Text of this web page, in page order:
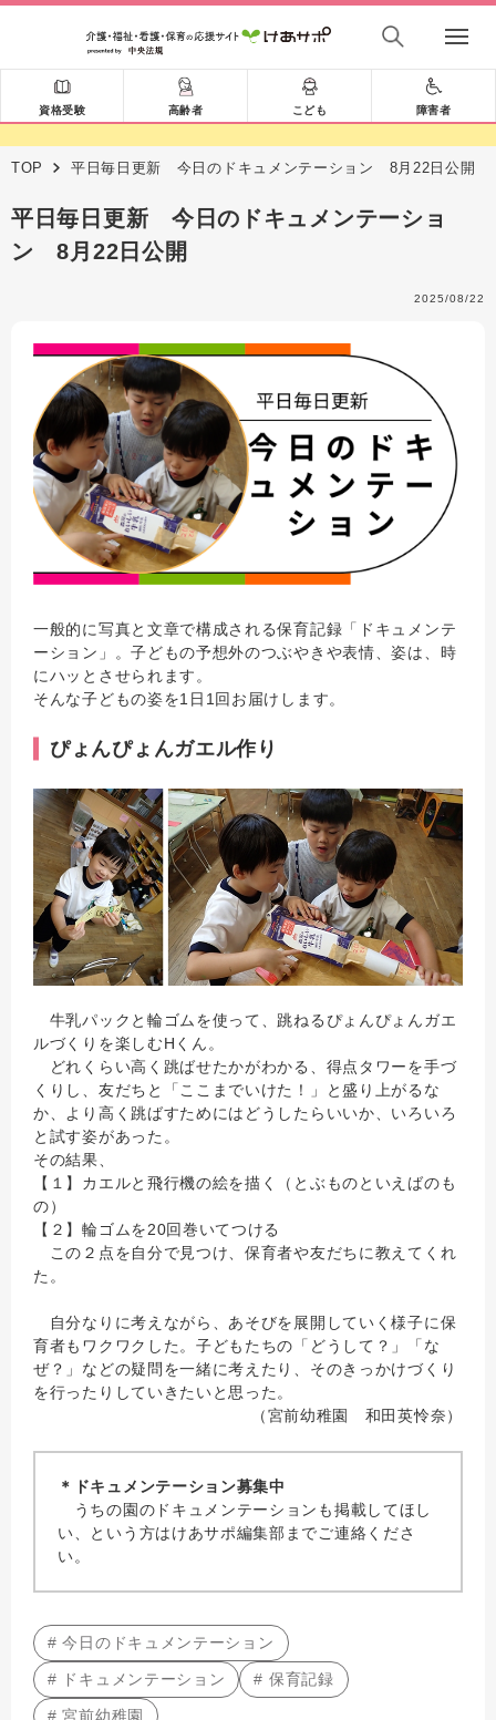
資格受験 高齢者 こども 障害者
TOP 平日毎日更新 今日のドキュメンテーション 8月22日公開
平日毎日更新 今日のドキュメンテーショ
ン 8月22日公開
2025/08/22
一般的に写真と文章で構成される保育記録「ドキュメンテ
ーション」。子どもの予想外のつぶやきや表情、姿は、時
にハッとさせられます。
そんな子どもの姿を1日1回お届けします。
ぴょんぴょんガエル作り
牛乳パックと輪ゴムを使って、跳ねるぴょんぴょんガエ
ルづくりを楽しむHくん。
どれくらい高く跳ばせたかがわかる、得点タワーを手づ
くりし、友だちと「ここまでいけた！」と盛り上がるな
か、より高く跳ばすためにはどうしたらいいか、いろいろ
と試す姿があった。
その結果、
【１】カエルと飛行機の絵を描く（とぶものといえばのも
の）
【２】輪ゴムを20回巻いてつける
この２点を自分で見つけ、保育者や友だちに教えてくれ
た。
自分なりに考えながら、あそびを展開していく様子に保
育者もワクワクした。子どもたちの「どうして？」「な
ぜ？」などの疑問を一緒に考えたり、そのきっかけづくり
を行ったりしていきたいと思った。
（宮前幼稚園 和田英怜奈）
＊ドキュメンテーション募集中
うちの園のドキュメンテーションも掲載してほし
い、という方はけあサポ編集部までご連絡くださ
い。
# 今日のドキュメンテーション
# ドキュメンテーション # 保育記録
# 宮前幼稚園